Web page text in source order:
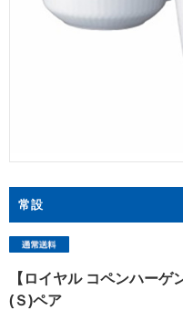
常設
【ロイヤル コペンハー
(Ｓ)ペア